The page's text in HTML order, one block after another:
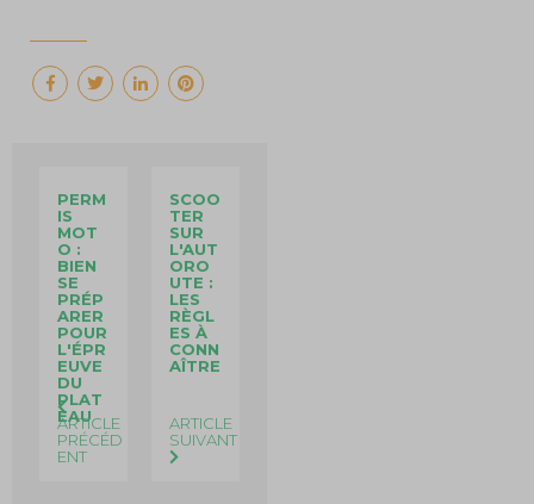
PERM
IS
MOT
O :
BIEN
SE
PRÉP
ARER
POUR
L'ÉPR
EUVE
DU
PLAT
EAU
ARTICLE
PRÉCÉD
ENT
SCOO
TER
SUR
L'AUT
ORO
UTE :
LES
RÈGL
ES À
CONN
AÎTRE
ARTICLE
SUIVANT